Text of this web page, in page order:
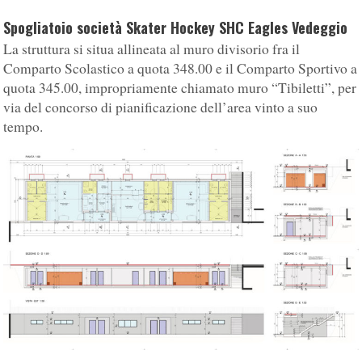
Spogliatoio società Skater Hockey SHC Eagles Vedeggio
La struttura si situa allineata al muro divisorio fra il
Comparto Scolastico a quota 348.00 e il Comparto Sportivo a
quota 345.00, impropriamente chiamato muro “Tibiletti”, per
via del concorso di pianificazione dell’area vinto a suo
tempo.